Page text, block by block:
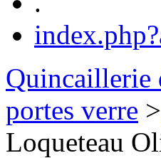
Quincaillerie
portes verre >
Loqueteau